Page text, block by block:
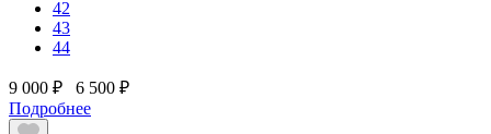
42
43
44
9 000 ₽
6 500 ₽
Подробнее